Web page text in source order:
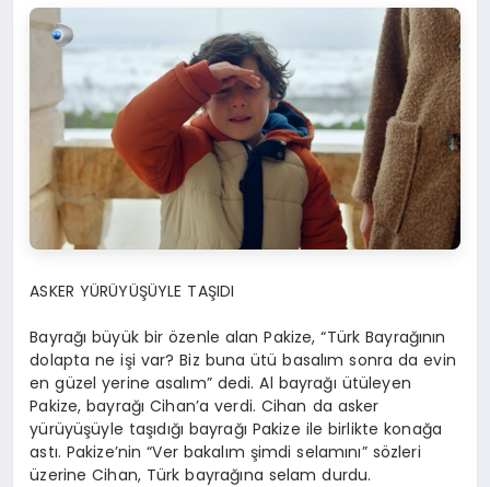
ASKER YÜRÜYÜŞÜYLE TAŞIDI
Bayrağı büyük bir özenle alan Pakize, “Türk Bayrağının
dolapta ne işi var? Biz buna ütü basalım sonra da evin
en güzel yerine asalım” dedi. Al bayrağı ütüleyen
Pakize, bayrağı Cihan’a verdi. Cihan da asker
yürüyüşüyle taşıdığı bayrağı Pakize ile birlikte konağa
astı. Pakize’nin “Ver bakalım şimdi selamını” sözleri
üzerine Cihan, Türk bayrağına selam durdu.